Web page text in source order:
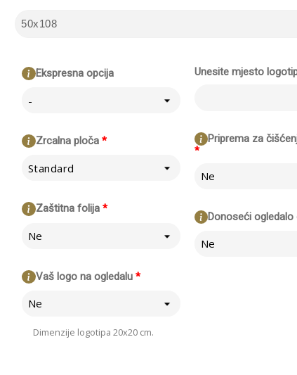
Ekspresna opcija
-
*
Zrcalna ploča
Standard
*
Zaštitna folija
Ne
*
Vaš logo na ogledalu
Ne
Dimenzije logotipa 20x20 cm.
Unesite mjesto
*
Priprema za
Ne
Donoseći ogledalo
Ne